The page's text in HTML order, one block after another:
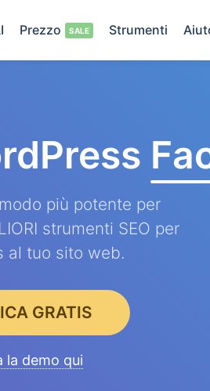
Prezzo Strumenti
più potente per
strumenti SEO per
al tuo sito web.
GRATIS
la demo qui